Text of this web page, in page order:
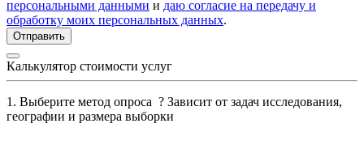
персональными данными и даю согласие на передачу и
обработку моих персональных данных.
Калькулятор стоимости услуг
1. Выберите метод опроса ? Зависит от задач исследования,
географии и размера выборки